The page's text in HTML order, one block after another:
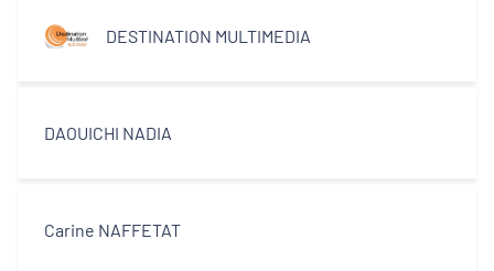
DESTINATION MULTIMEDIA
DAOUICHI NADIA
Carine NAFFETAT